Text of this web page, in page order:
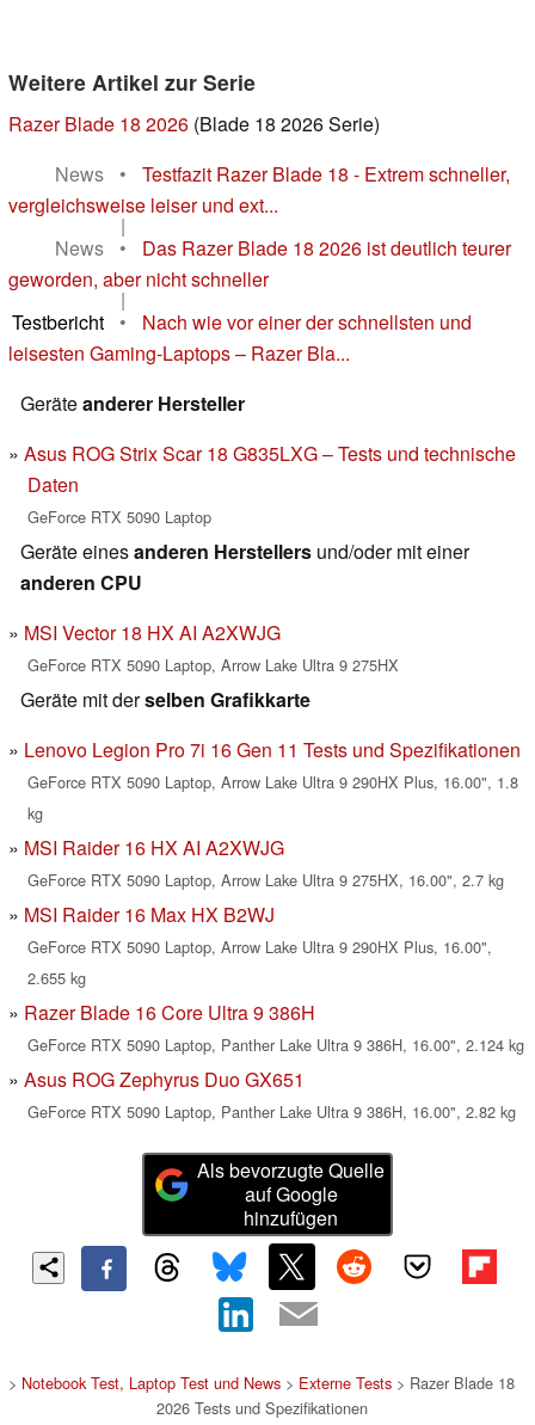
Weitere Artikel zur Serie
Razer Blade 18 2026 (Blade 18 2026 Serie)
News
•
Testfazit Razer Blade 18 - Extrem schneller,
vergleichsweise leiser und ext...
|
News
•
Das Razer Blade 18 2026 ist deutlich teurer
geworden, aber nicht schneller
|
Testbericht
•
Nach wie vor einer der schnellsten und
leisesten Gaming-Laptops – Razer Bla...
Geräteanderer Hersteller
Asus ROG Strix Scar 18 G835LXG – Tests und technische
Daten
GeForce RTX 5090 Laptop
Geräte einesanderen Herstellers und/oder mit einer
anderen CPU
MSI Vector 18 HX AI A2XWJG
GeForce RTX 5090 Laptop, Arrow Lake Ultra 9 275HX
Geräte mit derselben Grafikkarte
Lenovo Legion Pro 7i 16 Gen 11 Tests und Spezifikationen
GeForce RTX 5090 Laptop, Arrow Lake Ultra 9 290HX Plus, 16.00", 1.8
kg
MSI Raider 16 HX AI A2XWJG
GeForce RTX 5090 Laptop, Arrow Lake Ultra 9 275HX, 16.00", 2.7 kg
MSI Raider 16 Max HX B2WJ
GeForce RTX 5090 Laptop, Arrow Lake Ultra 9 290HX Plus, 16.00",
2.655 kg
Razer Blade 16 Core Ultra 9 386H
GeForce RTX 5090 Laptop, Panther Lake Ultra 9 386H, 16.00", 2.124 kg
Asus ROG Zephyrus Duo GX651
GeForce RTX 5090 Laptop, Panther Lake Ultra 9 386H, 16.00", 2.82 kg
Als bevorzugte Quelle
auf Google
hinzufügen
> Notebook Test, Laptop Test und News > Externe Tests > Razer Blade 18
2026 Tests und Spezifikationen